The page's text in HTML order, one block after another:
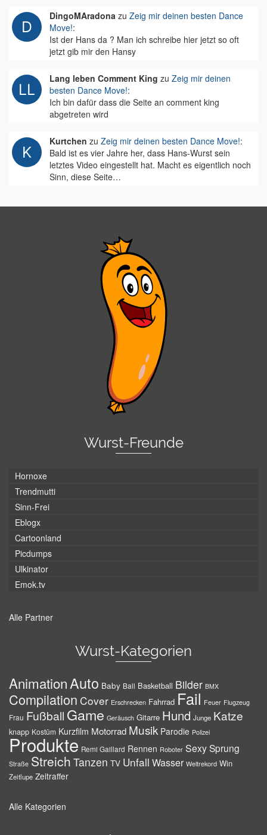
DingoMAradona zu Zeig mir deinen besten Dance
Move!:
Ist der Hans da ? Man ich schreibe hier jetzt so oft
jetzt gib mir den Hansy
Lang leben Comment King zu Zeig mir deinen
besten Dance Move!:
Ich bin dafür dass die Seite an comment king
abgetreten wird
Kurtchen zu Zeig mir deinen besten Dance Move!:
Bald ist es vier Jahre her, dass Hans-Wurst sein
letztes Video eingestellt hat. Macht es eigentlich noch
Sinn, diese Seite…
Wurst-Freunde
Hornoxe
Trendmutti
Sinn-Frei
Eblogx
Cartoonland
Picdumps
Ulkinator
Emok.tv
Alle Partner
Wurst-Kategorien
AnimationAuto Baby Ball Basketball Bilder BMX
Compilation Cover Erschrecken Fahrrad Fail Feuer Flugzeug
Frau Fußball Game Geräusch Gitarre Hund Junge Katze
knapp Kostüm Kurzfilm Motorrad Musik Parodie Polizei
Produkte Remi Gaillard Rennen Roboter SexySprung
Straße Streich Tanzen TV Unfall Wasser Weltrekord Win
Zeitlupe Zeitraffer
Alle Kategorien